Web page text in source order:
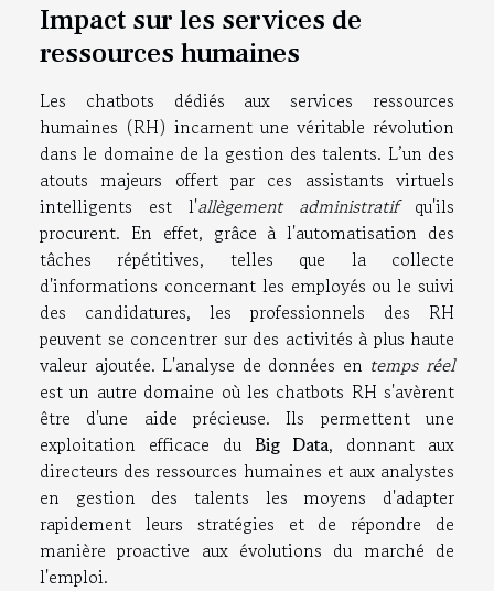
Impact sur les services de
ressources humaines
Les chatbots dédiés aux services ressources
humaines (RH) incarnent une véritable révolution
dans le domaine de la gestion des talents. L’un des
atouts majeurs offert par ces assistants virtuels
intelligents est l'allègement administratifqu'ils
procurent. En effet, grâce à l'automatisation des
tâches répétitives, telles que la collecte
d'informations concernant les employés ou le suivi
des candidatures, les professionnels des RH
peuvent se concentrer sur des activités à plus haute
valeur ajoutée. L'analyse de données en temps réel
est un autre domaine où les chatbots RH s'avèrent
être d'une aide précieuse. Ils permettent une
exploitation efficace du Big Data, donnant aux
directeurs des ressources humaines et aux analystes
en gestion des talents les moyens d'adapter
rapidement leurs stratégies et de répondre de
manière proactive aux évolutions du marché de
l'emploi.